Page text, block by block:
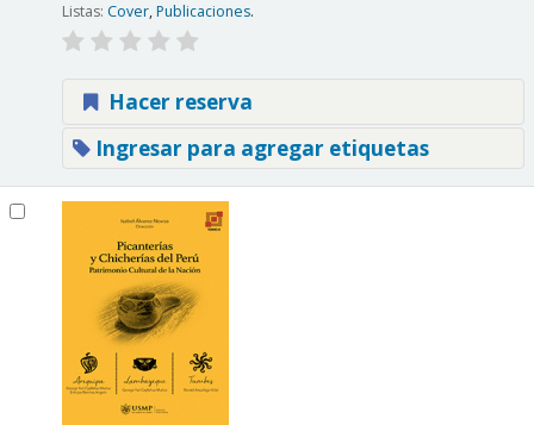
Listas: Cover,Publicaciones.
Hacer reserva
Ingresar para agregar etiquetas